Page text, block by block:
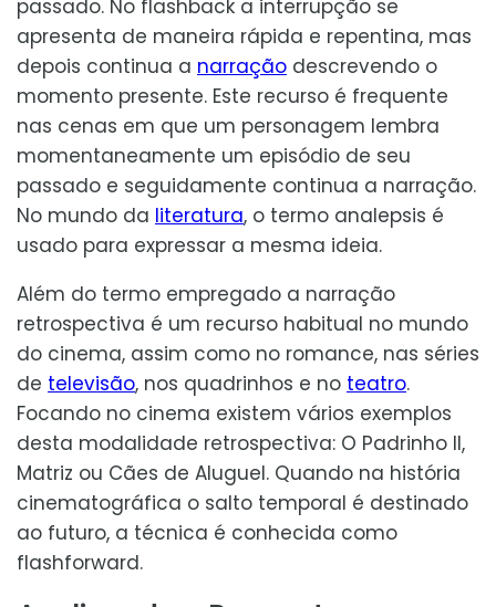
passado. No flashback a interrupção se
apresenta de maneira rápida e repentina, mas
depois continua a narração descrevendo o
momento presente. Este recurso é frequente
nas cenas em que um personagem lembra
momentaneamente um episódio de seu
passado e seguidamente continua a narração.
No mundo da literatura, o termo analepsis é
usado para expressar a mesma ideia.
Além do termo empregado a narração
retrospectiva é um recurso habitual no mundo
do cinema, assim como no romance, nas séries
de televisão, nos quadrinhos e no teatro.
Focando no cinema existem vários exemplos
desta modalidade retrospectiva: O Padrinho II,
Matriz ou Cães de Aluguel. Quando na história
cinematográfica o salto temporal é destinado
ao futuro, a técnica é conhecida como
flashforward.